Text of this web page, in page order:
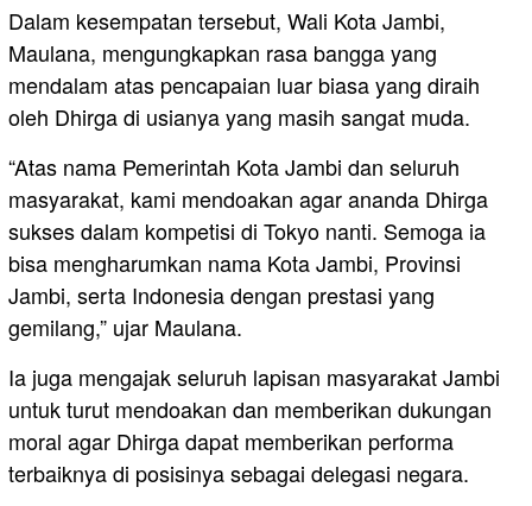
Dalam kesempatan tersebut, Wali Kota Jambi,
Maulana, mengungkapkan rasa bangga yang
mendalam atas pencapaian luar biasa yang diraih
oleh Dhirga di usianya yang masih sangat muda.
“Atas nama Pemerintah Kota Jambi dan seluruh
masyarakat, kami mendoakan agar ananda Dhirga
sukses dalam kompetisi di Tokyo nanti. Semoga ia
bisa mengharumkan nama Kota Jambi, Provinsi
Jambi, serta Indonesia dengan prestasi yang
gemilang,” ujar Maulana.
Ia juga mengajak seluruh lapisan masyarakat Jambi
untuk turut mendoakan dan memberikan dukungan
moral agar Dhirga dapat memberikan performa
terbaiknya di posisinya sebagai delegasi negara.